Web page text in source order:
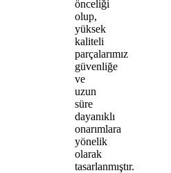
önceliği
olup,
yüksek
kaliteli
parçalarımız
güvenliğe
ve
uzun
süre
dayanıklı
onarımlara
yönelik
olarak
tasarlanmıştır.